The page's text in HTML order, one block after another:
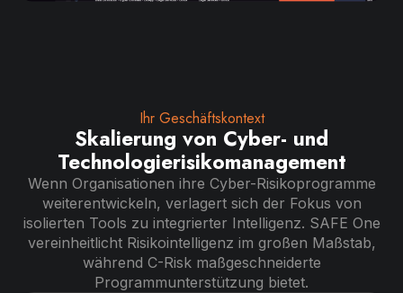
Ihr Geschäftskontext
Skalierung von Cyber- und
Technologierisikomanagement
Wenn Organisationen ihre Cyber-Risikoprogramme
weiterentwickeln, verlagert sich der Fokus von
isolierten Tools zu integrierter Intelligenz. SAFE One
vereinheitlicht Risikointelligenz im großen Maßstab,
während C-Risk maßgeschneiderte
Programmunterstützung bietet.